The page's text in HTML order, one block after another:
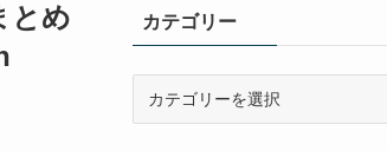
とめ
カテゴリー